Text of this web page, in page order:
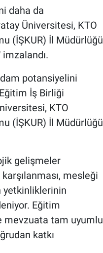
daha da
Üniversitesi, KTO
(İŞKUR) İl Müdürlüğü
potansiyelini
İş Birliği
KTO
(İŞKUR) İl Müdürlüğü
gelişmeler
mesleği
yetkinliklerinin
Eğitim
mevzuata tam uyumlu
katkı